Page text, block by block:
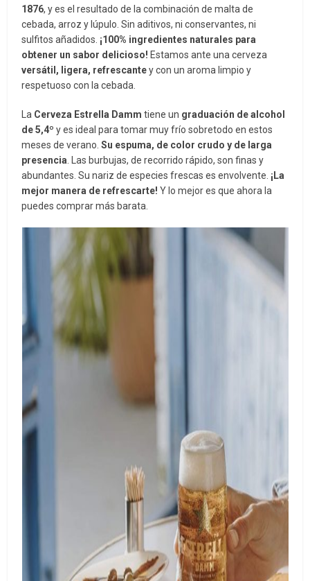
1876, y es el resultado de la combinación de malta de
cebada, arroz y lúpulo. Sin aditivos, ni conservantes, ni
sulfitos añadidos. ¡100% ingredientes naturales para
obtener un sabor delicioso! Estamos ante una cerveza
versátil, ligera, refrescantey con un aroma limpio y
respetuoso con la cebada.
La Cerveza Estrella Damm tiene un graduación de alcohol
de 5,4ºy es ideal para tomar muy frío sobretodo en estos
meses de verano.Su espuma, de color crudo y de larga
presencia . Las burbujas, de recorrido rápido, son finas y
abundantes. Su nariz de especies frescas es envolvente. ¡La
mejor manera de refrescarte!Y lo mejor es que ahora la
puedes comprar más barata.